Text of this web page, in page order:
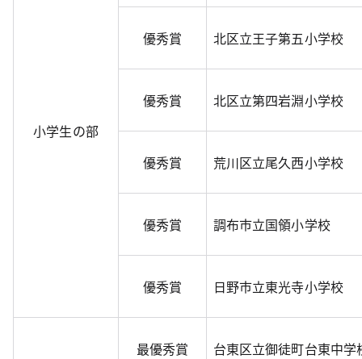
小学生の部
優秀賞 北区立王子第五小学校
優秀賞 北区立第四岩淵小学校
優秀賞 荒川区立尾久西小学校
優秀賞 調布市立国領小学校
優秀賞 日野市立東光寺小学校
最優秀賞 台東区立御徒町台東中学